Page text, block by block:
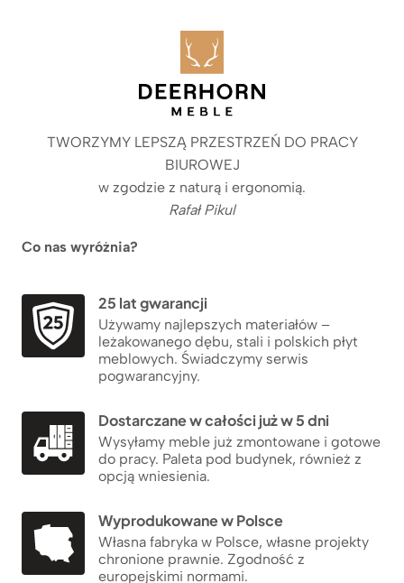
TWORZYMY LEPSZĄ PRZESTRZEŃ DO PRACY
BIUROWEJ
w zgodzie z naturą i ergonomią.
Rafał Pikul
Co nas wyróżnia?
25 lat gwarancji
Używamy najlepszych materiałów –
leżakowanego dębu, stali i polskich płyt
meblowych. Świadczymy serwis
pogwarancyjny.
Dostarczane w całości już w 5 dni
Wysyłamy meble już zmontowane i gotowe
do pracy. Paleta pod budynek, również z
opcją wniesienia.
Wyprodukowane w Polsce
Własna fabryka w Polsce, własne projekty
chronione prawnie. Zgodność z
europejskimi normami.